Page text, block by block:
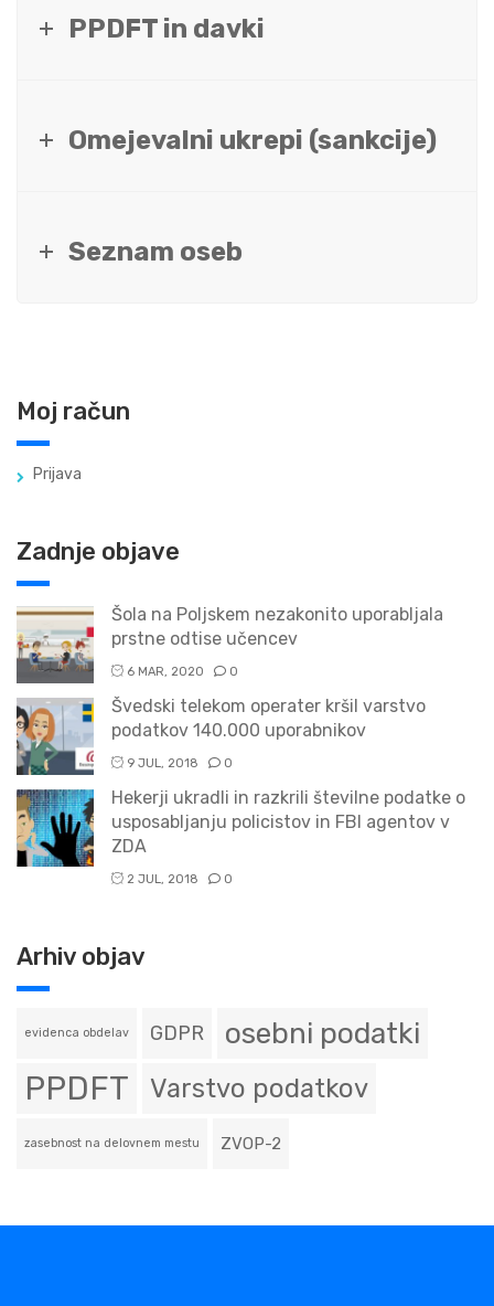
PPDFT in davki
Omejevalni ukrepi (sankcije)
Seznam oseb
Moj račun
Prijava
Zadnje objave
Šola na Poljskem nezakonito uporabljala
prstne odtise učencev
6 MAR, 2020 0
Švedski telekom operater kršil varstvo
podatkov 140.000 uporabnikov
9 JUL, 2018 0
Hekerji ukradli in razkrili številne podatke o
usposabljanju policistov in FBI agentov v
ZDA
2 JUL, 2018 0
Arhiv objav
evidenca obdelav GDPR osebni podatki
PPDFT Varstvo podatkov
zasebnost na delovnem mestu ZVOP-2